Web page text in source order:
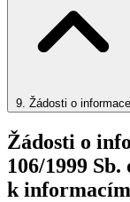
9. Žádosti o informace
Žádosti o
106/1999
k